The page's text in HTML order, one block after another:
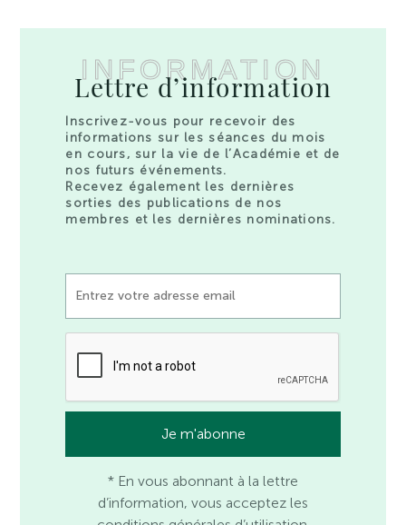
INFORMATION
Lettre d’information
Inscrivez-vous pour recevoir des
informations sur les séances du mois
en cours, sur la vie de l’Académie et de
nos futurs événements.
Recevez également les dernières
sorties des publications de nos
membres et les dernières nominations.
* En vous abonnant à la lettre
d’information, vous acceptez les